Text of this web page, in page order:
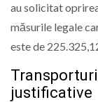
au solicitat
măsurile legale
este de
justificative